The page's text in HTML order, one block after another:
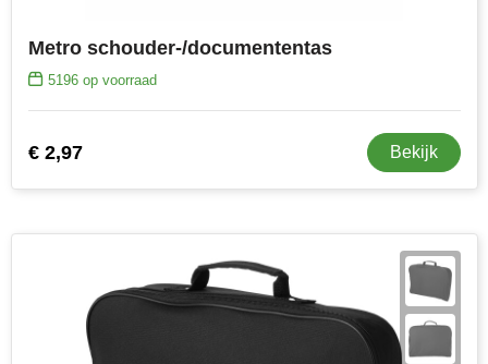
Metro schouder-/documententas
5196op voorraad
€ 2,97 Bekijk